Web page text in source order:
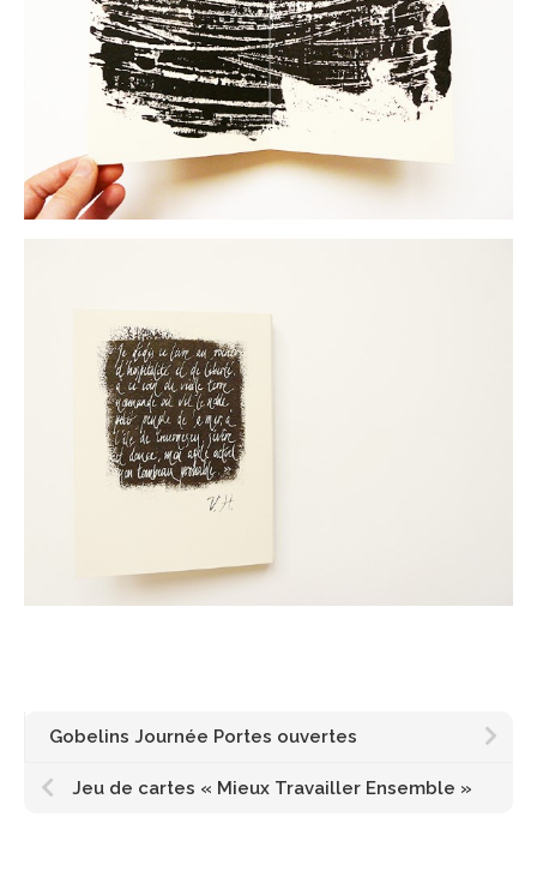
Gobelins Journée Portes ouvertes
Jeu de cartes « Mieux Travailler Ensemble »